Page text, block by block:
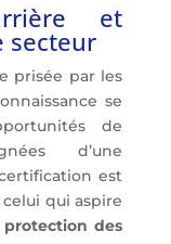
et
secteur
prisée par les
se
de
d’une
est
qui aspire
protection des